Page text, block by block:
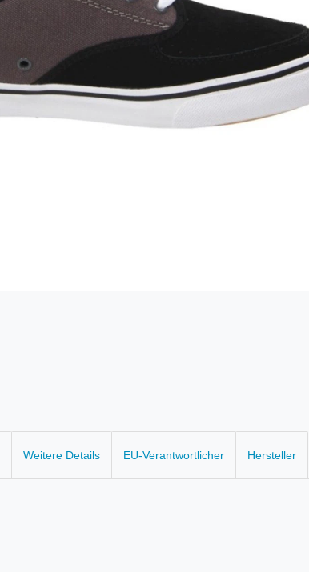
Weitere Details EU-Verantwortlicher Hersteller